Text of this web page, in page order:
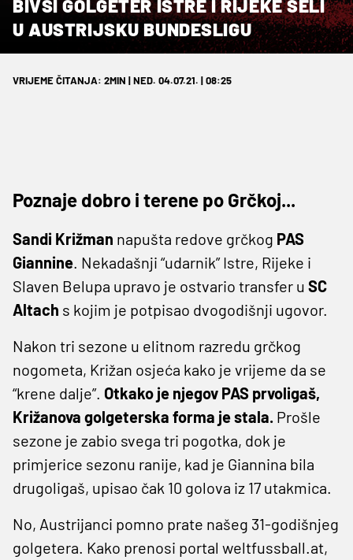
BIVŠI GOLGETER ISTRE I RIJEKE SELI
U AUSTRIJSKU BUNDESLIGU
VRIJEME ČITANJA: 2MIN | NED. 04.07.21. | 08:25
Poznaje dobro i terene po Grčkoj...
Sandi Križman napušta redove grčkog PAS
Giannine. Nekadašnji “udarnik” Istre, Rijeke i
Slaven Belupa upravo je ostvario transfer u SC
Altach s kojim je potpisao dvogodišnji ugovor.
Nakon tri sezone u elitnom razredu grčkog
nogometa, Križan osjeća kako je vrijeme da se
“krene dalje”. Otkako je njegov PAS prvoligaš,
Križanova golgeterska forma je stala. Prošle
sezone je zabio svega tri pogotka, dok je
primjerice sezonu ranije, kad je Giannina bila
drugoligaš, upisao čak 10 golova iz 17 utakmica.
No, Austrijanci pomno prate našeg 31-godišnjeg
golgetera. Kako prenosi portal weltfussball.at,